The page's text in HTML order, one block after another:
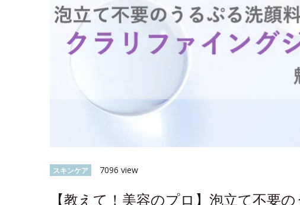
スキンケア 7096 view
【教えて！美容のプロ】泡立て不要